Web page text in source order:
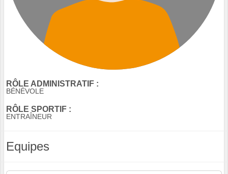
RÔLE ADMINISTRATIF :
BÉNÉVOLE
RÔLE SPORTIF :
ENTRAÎNEUR
Equipes